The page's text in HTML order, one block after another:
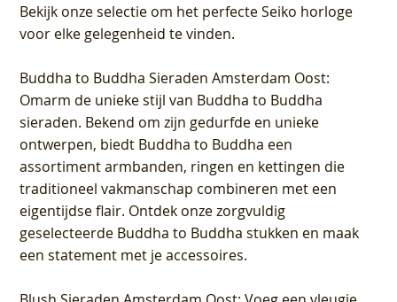
Bekijk onze selectie om het perfecte Seiko horloge
voor elke gelegenheid te vinden.
Buddha to Buddha Sieraden Amsterdam Oost:
Omarm de unieke stijl van Buddha to Buddha
sieraden. Bekend om zijn gedurfde en unieke
ontwerpen, biedt Buddha to Buddha een
assortiment armbanden, ringen en kettingen die
traditioneel vakmanschap combineren met een
eigentijdse flair. Ontdek onze zorgvuldig
geselecteerde Buddha to Buddha stukken en maak
een statement met je accessoires.